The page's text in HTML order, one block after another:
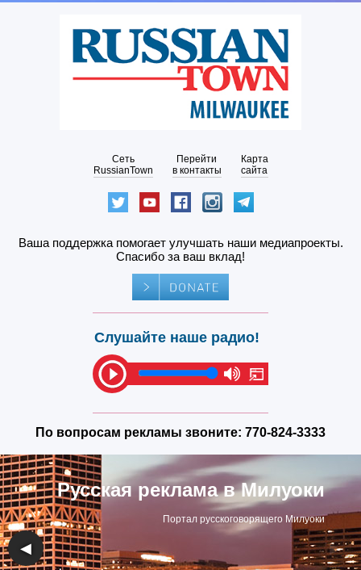
Сеть
RussianTown
Перейти
в контакты
Карта
сайта
Ваша поддержка помогает улучшать наши медиапроекты.
Спасибо за ваш вклад!
Слушайте наше радио!
По вопросам рекламы звоните: 770-824-3333
Русская реклама в Милуоки
Портал русскоговорящего Милуоки
◀ ▶